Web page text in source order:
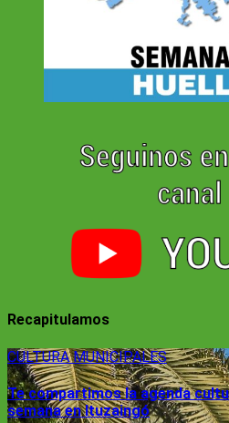
Recapitulamos
CULTURAMUNICIPALES
Te compartimos la agenda
semana en Ituzaingó